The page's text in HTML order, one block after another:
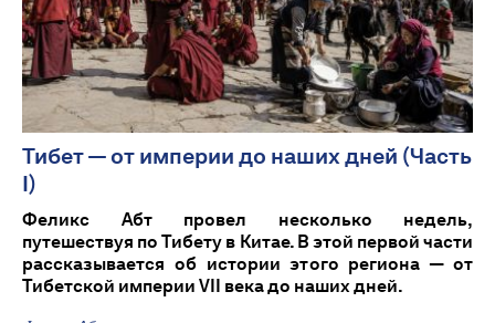
Тибет — от империи до наших дней (Часть
I)
Феликс Абт провел несколько недель,
путешествуя по Тибету в Китае. В этой первой части
рассказывается об истории этого региона — от
Тибетской империи VII века до наших дней.